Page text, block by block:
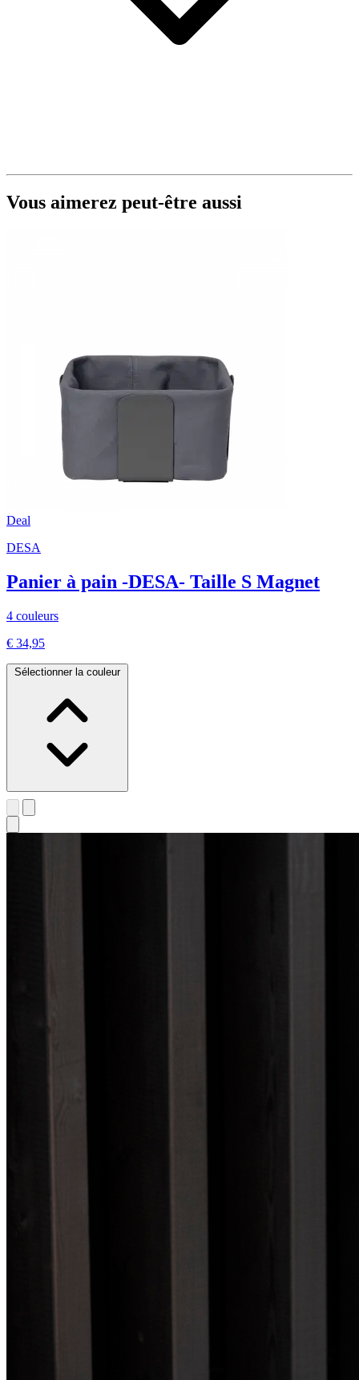
Vous aimerez peut-être aussi
Deal
DESA
Panier à pain -DESA- Taille S Magnet
4 couleurs
€ 34,95
Sélectionner la couleur